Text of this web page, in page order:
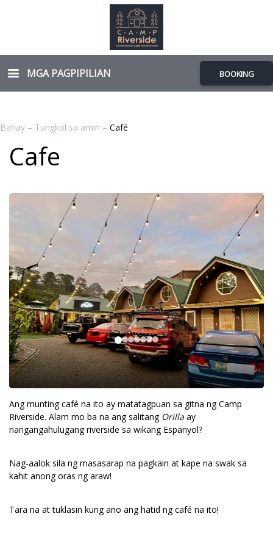
MGA PAGPIPILIAN BOOKING
Bahay – Tungkol sa amin – Café
Cafe
Ang munting café na ito ay matatagpuan sa gitna ng Camp
Riverside. Alam mo ba na ang salitang Orilla ay
nangangahulugang riverside sa wikang Espanyol?
Nag-aalok sila ng masasarap na pagkain at kape na swak sa
kahit anong oras ng araw!
Tara na at tuklasin kung ano ang hatid ng café na ito!